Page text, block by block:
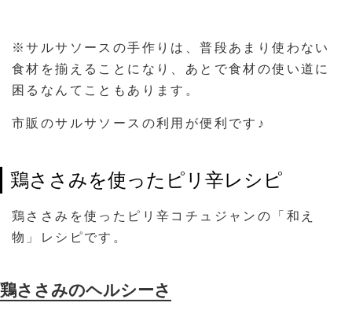
※サルサソースの手作りは、普段あまり使わない
食材を揃えることになり、あとで食材の使い道に
困るなんてこともあります。
市販のサルサソースの利用が便利です♪
鶏ささみを使ったピリ辛レシピ
鶏ささみを使ったピリ辛コチュジャンの「和え
物」レシピです。
鶏ささみのヘルシーさ